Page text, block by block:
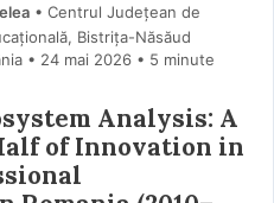
• Centrul Județean de
Bistrița-Năsăud
24 mai 2026 • 5 minute
Analysis: A
of Innovation in